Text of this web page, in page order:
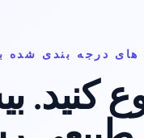
های درجه بندی